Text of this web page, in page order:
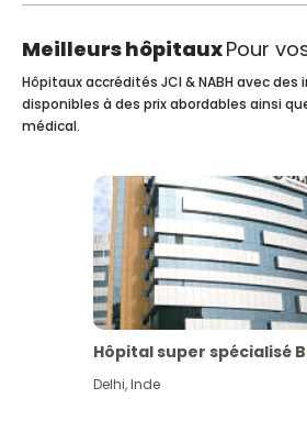
Meilleurs hôpitauxPour
Hôpitaux accrédités JCI & NABH avec
disponibles à des prix abordables ainsi
médical.
Hôpital super spécialisé
Delhi,Inde